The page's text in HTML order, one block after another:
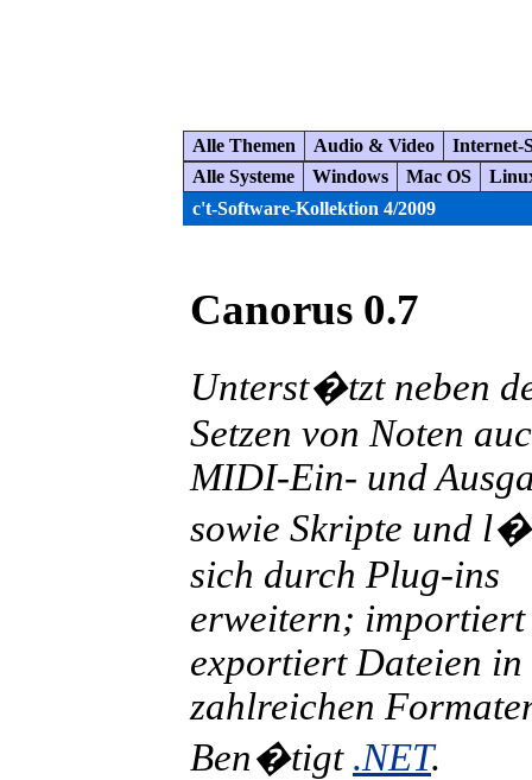
Alle Themen Audio & Video
Internet-
Alle Systeme
Windows Mac OS
c't-Software-Kollektion 4/2009
Canorus 0.7
Unterst�tzt neben
Setzen von Noten
MIDI-Ein- und
sowie Skripte und
sich durch Plug-ins
erweitern; importiert
exportiert Dateien in
zahlreichen
Ben�tigt .NET.